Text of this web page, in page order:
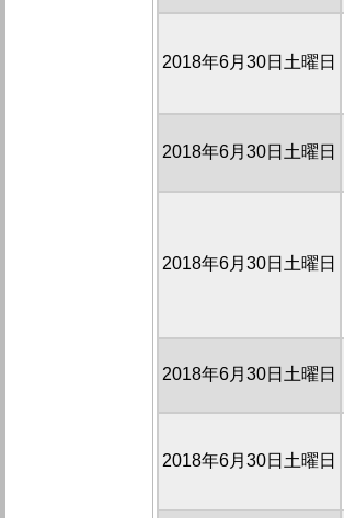
2018年6月30日土曜日
2018年6月30日土曜日
2018年6月30日土曜日
2018年6月30日土曜日
2018年6月30日土曜日